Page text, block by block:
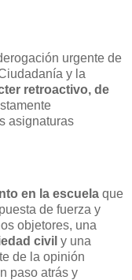
urgente de
y la
retroactivo, de
asignaturas
en la escuela que
de fuerza y
objetores, una
civil y una
de la opinión
paso atrás y